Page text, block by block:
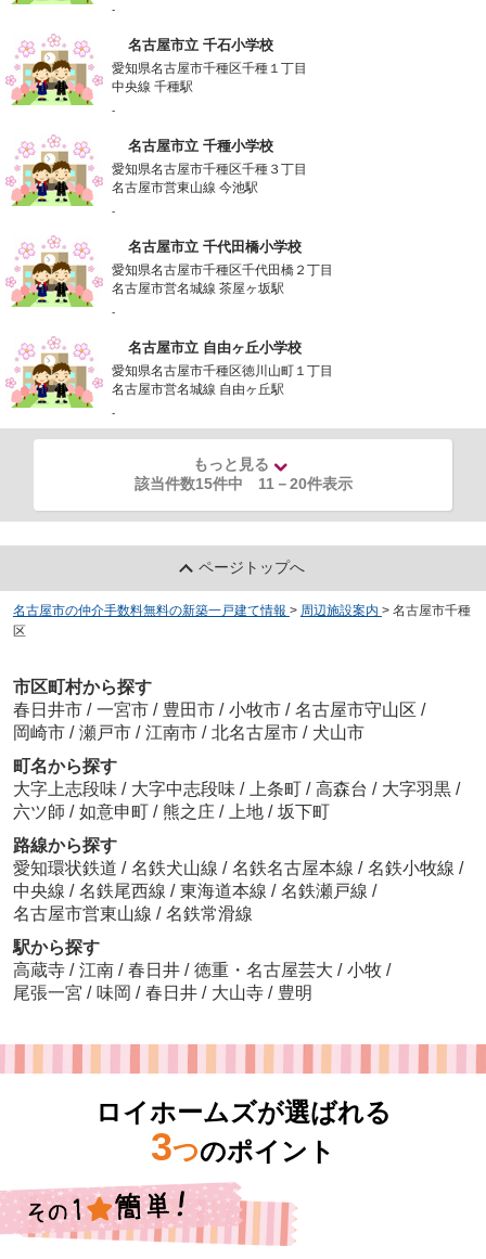
-
名古屋市立 千石小学校
愛知県名古屋市千種区千種１丁目
中央線 千種駅
-
名古屋市立 千種小学校
愛知県名古屋市千種区千種３丁目
名古屋市営東山線 今池駅
-
名古屋市立 千代田橋小学校
愛知県名古屋市千種区千代田橋２丁目
名古屋市営名城線 茶屋ヶ坂駅
-
名古屋市立 自由ヶ丘小学校
愛知県名古屋市千種区徳川山町１丁目
名古屋市営名城線 自由ヶ丘駅
-
もっと見る
該当件数15件中 11 －20件表示
ページトップへ
名古屋市の仲介手数料無料の新築一戸建て情報 > 周辺施設案内 > 名古屋市千種
区
市区町村から探す
春日井市 / 一宮市 / 豊田市 / 小牧市 / 名古屋市守山区 /
岡崎市 / 瀬戸市 / 江南市 / 北名古屋市 / 犬山市
町名から探す
大字上志段味 / 大字中志段味 / 上条町 / 高森台 / 大字羽黒 /
六ツ師 / 如意申町 / 熊之庄 / 上地 / 坂下町
路線から探す
愛知環状鉄道 / 名鉄犬山線 / 名鉄名古屋本線 / 名鉄小牧線 /
中央線 / 名鉄尾西線 / 東海道本線 / 名鉄瀬戸線 /
名古屋市営東山線 / 名鉄常滑線
駅から探す
高蔵寺 / 江南 / 春日井 / 徳重・名古屋芸大 / 小牧 /
尾張一宮 / 味岡 / 春日井 / 大山寺 / 豊明
ロイホームズが選ばれる
3つのポイント